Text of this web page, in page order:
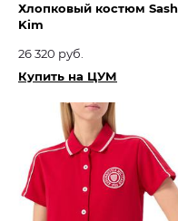
Хлопковый костюм
Kim
26 320 руб.
Купить на ЦУМ